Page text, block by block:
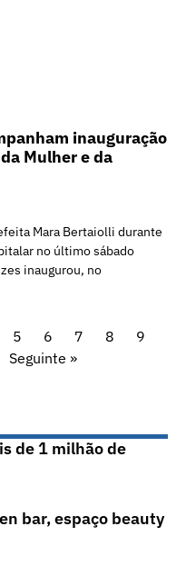
inauguração
Mulher e da
Mara Bertaiolli durante
no último sábado
inaugurou, no
5 6 7 8
9
Seguinte »
de 1 milhão de
bar, espaço beauty